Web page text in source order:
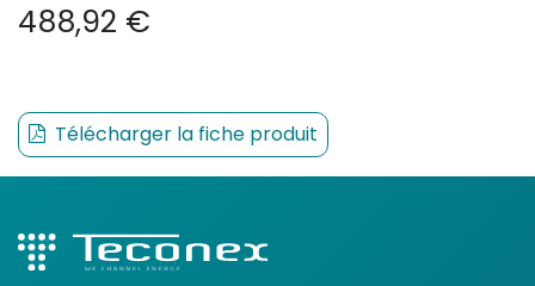
488,92 €
Télécharger la fiche produit